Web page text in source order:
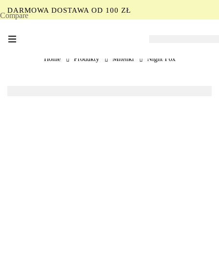
DARMOWA DOSTAWA OD 100 ZŁ
Home Produkty Mitenki Night Fox
Compare